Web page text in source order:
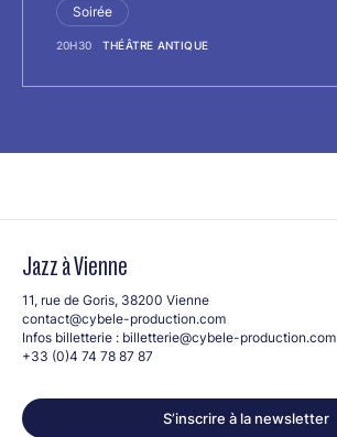
Soirée
20H30 THÉÂTRE ANTIQUE
Jazz à Vienne
11, rue de Goris, 38200 Vienne
contact@cybele-production.com
Infos billetterie : billetterie@cybele-production.com
+33 (0)4 74 78 87 87
S’inscrire à la newsletter